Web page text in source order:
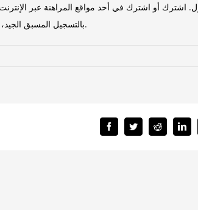
اشترك أو اشترك في أحد مواقع المراهنة عبر
نفس الرهانات وستحصل على أموال تستحقها منذ ذلك الحين. تتميز مكافأة FanDuels بالتسجيل المسبق الجيد، ثم تجعل كل شيء معقولًا.
FacebookTwitterReddit